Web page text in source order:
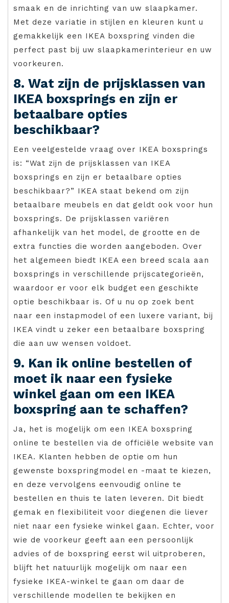
smaak en de inrichting van uw slaapkamer.
Met deze variatie in stijlen en kleuren kunt u
gemakkelijk een IKEA boxspring vinden die
perfect past bij uw slaapkamerinterieur en uw
voorkeuren.
8. Wat zijn de prijsklassen van
IKEA boxsprings en zijn er
betaalbare opties
beschikbaar?
Een veelgestelde vraag over IKEA boxsprings
is: “Wat zijn de prijsklassen van IKEA
boxsprings en zijn er betaalbare opties
beschikbaar?” IKEA staat bekend om zijn
betaalbare meubels en dat geldt ook voor hun
boxsprings. De prijsklassen variëren
afhankelijk van het model, de grootte en de
extra functies die worden aangeboden. Over
het algemeen biedt IKEA een breed scala aan
boxsprings in verschillende prijscategorieën,
waardoor er voor elk budget een geschikte
optie beschikbaar is. Of u nu op zoek bent
naar een instapmodel of een luxere variant, bij
IKEA vindt u zeker een betaalbare boxspring
die aan uw wensen voldoet.
9. Kan ik online bestellen of
moet ik naar een fysieke
winkel gaan om een IKEA
boxspring aan te schaffen?
Ja, het is mogelijk om een IKEA boxspring
online te bestellen via de officiële website van
IKEA. Klanten hebben de optie om hun
gewenste boxspringmodel en -maat te kiezen,
en deze vervolgens eenvoudig online te
bestellen en thuis te laten leveren. Dit biedt
gemak en flexibiliteit voor diegenen die liever
niet naar een fysieke winkel gaan. Echter, voor
wie de voorkeur geeft aan een persoonlijk
advies of de boxspring eerst wil uitproberen,
blijft het natuurlijk mogelijk om naar een
fysieke IKEA-winkel te gaan om daar de
verschillende modellen te bekijken en